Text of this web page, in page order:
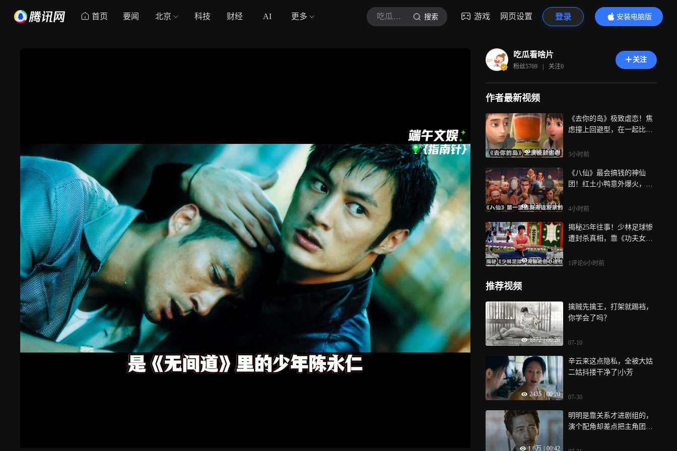
首页 要闻 北京 科技 财经 AI 更多 吃瓜看啥片 搜索 游戏 网页设置 登录
安装电脑版
内容更精彩
吃瓜看啥片
粉丝5769 | 关注0
关注
作者最新视频
868 | 01:20
《去你的岛》极致虐恋！焦
虑撞上回避型，在一起比分
3小时前
1238 | 01:14
《八仙》最会搞钱的神仙
团！红土小鸭意外爆火，靠
4小时前
6627 | 01:18
揭秘25年往事！少林足球惨
遭封杀真相，靠《功夫女
1评论6小时前
推荐视频
1872 | 00:26
擒贼先擒王，打架就踢裆，
你学会了吗？
07-10
2435 00:20
辛云来这点隐私，全被大姑
二姑抖搂干净了|小芳
07-30
1.6万 00:42
明明是靠关系才进剧组的，
演个配角却差点把主角团碾